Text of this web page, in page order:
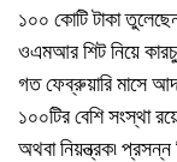
১০০ কোটি টাকা
ওএমআর শিট নিয়ে
গত ফেব্রুয়ারি মাসে
১০০টির বেশি সংস্থা
অথবা নিয়ন্ত্রক৷